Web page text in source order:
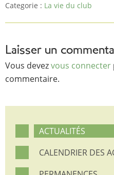
Categorie : La vie du club
Laisser un
Vous devezvous connecter
commentaire.
ACTUALITÉS
CALENDRIER DES